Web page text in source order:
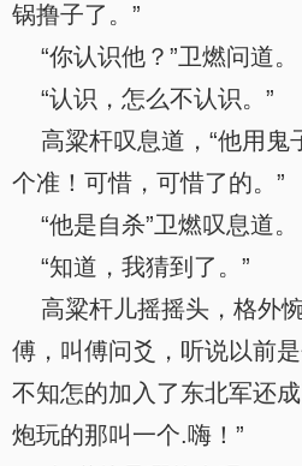
锅撸子了。”
“你认识他？”卫燃问道。
“认识，怎么不认识。”
高粱杆叹息道，“他用鬼
个准！可惜，可惜了的。”
“他是自杀”卫燃叹息道。
“知道，我猜到了。”
高粱杆儿摇摇头，格外
傅，叫傅问爻，听说以前
不知怎的加入了东北军还
炮玩的那叫一个.嗨！”